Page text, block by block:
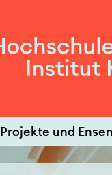
Projekte und